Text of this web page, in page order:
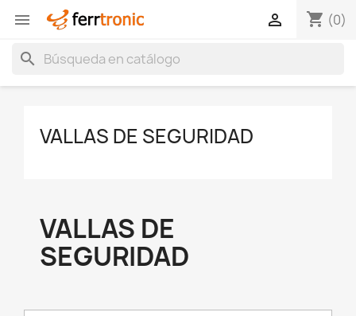
 shopping_cart (0)

search
VALLAS DE SEGURIDAD
VALLAS DE
SEGURIDAD